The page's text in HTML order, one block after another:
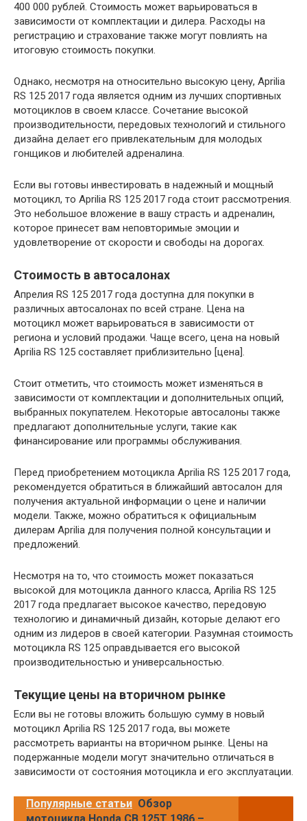
400 000 рублей. Стоимость может варьироваться в
зависимости от комплектации и дилера. Расходы на
регистрацию и страхование также могут повлиять на
итоговую стоимость покупки.
Однако, несмотря на относительно высокую цену, Aprilia
RS 125 2017 года является одним из лучших спортивных
мотоциклов в своем классе. Сочетание высокой
производительности, передовых технологий и стильного
дизайна делает его привлекательным для молодых
гонщиков и любителей адреналина.
Если вы готовы инвестировать в надежный и мощный
мотоцикл, то Aprilia RS 125 2017 года стоит рассмотрения.
Это небольшое вложение в вашу страсть и адреналин,
которое принесет вам неповторимые эмоции и
удовлетворение от скорости и свободы на дорогах.
Стоимость в автосалонах
Апрелия RS 125 2017 года доступна для покупки в
различных автосалонах по всей стране. Цена на
мотоцикл может варьироваться в зависимости от
региона и условий продажи. Чаще всего, цена на новый
Aprilia RS 125 составляет приблизительно [цена].
Стоит отметить, что стоимость может изменяться в
зависимости от комплектации и дополнительных опций,
выбранных покупателем. Некоторые автосалоны также
предлагают дополнительные услуги, такие как
финансирование или программы обслуживания.
Перед приобретением мотоцикла Aprilia RS 125 2017 года,
рекомендуется обратиться в ближайший автосалон для
получения актуальной информации о цене и наличии
модели. Также, можно обратиться к официальным
дилерам Aprilia для получения полной консультации и
предложений.
Несмотря на то, что стоимость может показаться
высокой для мотоцикла данного класса, Aprilia RS 125
2017 года предлагает высокое качество, передовую
технологию и динамичный дизайн, которые делают его
одним из лидеров в своей категории. Разумная стоимость
мотоцикла RS 125 оправдывается его высокой
производительностью и универсальностью.
Текущие цены на вторичном рынке
Если вы не готовы вложить большую сумму в новый
мотоцикл Aprilia RS 125 2017 года, вы можете
рассмотреть варианты на вторичном рынке. Цены на
подержанные модели могут значительно отличаться в
зависимости от состояния мотоцикла и его эксплуатации.
Популярные статьи Обзор